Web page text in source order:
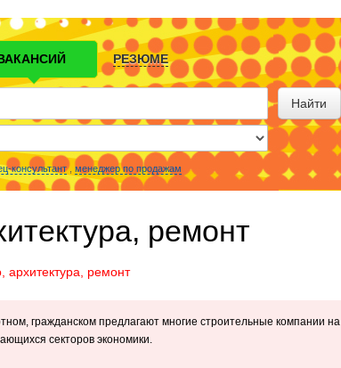
РЕЗЮМЕ
Найти
консультант, менеджер по продажам
ремонт
архитектура, ремонт
гражданском предлагают многие строительные компании на
секторов экономики.